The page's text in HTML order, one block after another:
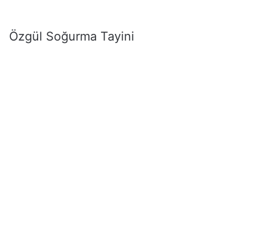
Özgül Soğurma Tayini